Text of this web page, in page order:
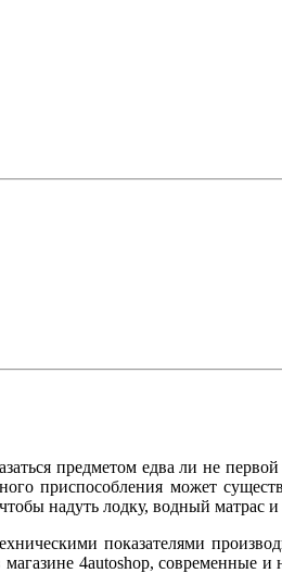
предметом едва ли не
приспособления может
надуть лодку, водный матрас
показателями
4autoshop, современные